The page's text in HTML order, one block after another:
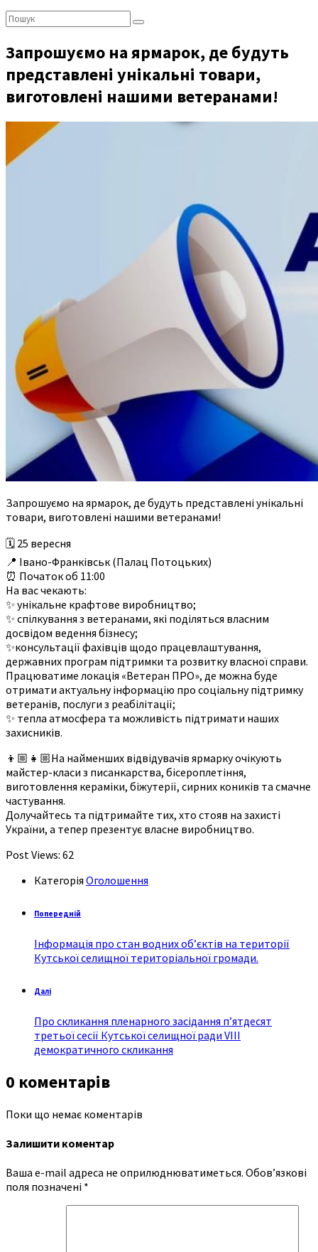
Пошук:
Запрошуємо на ярмарок, де будуть
представлені унікальні товари,
виготовлені нашими ветеранами!
Запрошуємо на ярмарок, де будуть представлені унікальні
товари, виготовлені нашими ветеранами!
🗓️ 25 вересня
📍 Івано-Франківськ (Палац Потоцьких)
⏰ Початок об 11:00
На вас чекають:
✨ унікальне крафтове виробництво;
✨ спілкування з ветеранами, які поділяться власним
досвідом ведення бізнесу;
✨консультації фахівців щодо працевлаштування,
державних програм підтримки та розвитку власної справи.
Працюватиме локація «Ветеран ПРО», де можна буде
отримати актуальну інформацію про соціальну підтримку
ветеранів, послуги з реабілітації;
✨ тепла атмосфера та можливість підтримати наших
захисників.
👦🏼👧🏼На найменших відвідувачів ярмарку очікують
майстер-класи з писанкарства, бісероплетіння,
виготовлення кераміки, біжутерії, сирних коників та смачне
частування.
Долучайтесь та підтримайте тих, хто стояв на захисті
України, а тепер презентує власне виробництво.
Post Views: 62
Категорія Оголошення
Попередній
Інформація про стан водних об’єктів на території
Кутської селищної територіальної громади.
Далі
Про скликання пленарного засідання п’ятдесят
третьої сесії Кутської селищної ради VIII
демократичного скликання
0 коментарів
Поки що немає коментарів
Залишити коментар
Ваша e-mail адреса не оприлюднюватиметься. Обов’язкові
поля позначені *